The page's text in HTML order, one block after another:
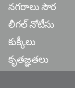
నగరాలు సౌర
లీగల్ నోటీసు
కుక్కీలు
కృతజ్ఞతలు